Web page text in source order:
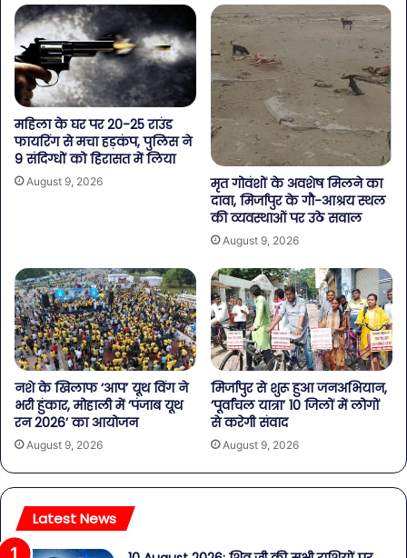
महिला के घर पर 20-25 राउंड
फायरिंग से मचा हड़कंप, पुलिस ने
9 संदिग्धों को हिरासत में लिया
August 9, 2026
मृत गोवंशों के अवशेष मिलने का
दावा, मिर्जापुर के गौ-आश्रय स्थल
की व्यवस्थाओं पर उठे सवाल
August 9, 2026
नशे के खिलाफ ‘आप’ यूथ विंग ने
भरी हुंकार, मोहाली में ‘पंजाब यूथ
रन 2026’ का आयोजन
August 9, 2026
मिर्जापुर से शुरू हुआ जनअभियान,
‘पूर्वांचल यात्रा’ 10 जिलों में लोगों
से करेगी संवाद
August 9, 2026
Latest News